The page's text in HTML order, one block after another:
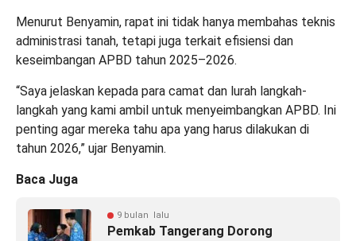
Menurut Benyamin, rapat ini tidak hanya membahas teknis
administrasi tanah, tetapi juga terkait efisiensi dan
keseimbangan APBD tahun 2025–2026.
“Saya jelaskan kepada para camat dan lurah langkah-
langkah yang kami ambil untuk menyeimbangkan APBD. Ini
penting agar mereka tahu apa yang harus dilakukan di
tahun 2026,” ujar Benyamin.
Baca Juga
9 bulan lalu
Pemkab Tangerang Dorong